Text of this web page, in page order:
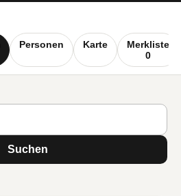
Personen Karte
Merkliste
0
Suchen